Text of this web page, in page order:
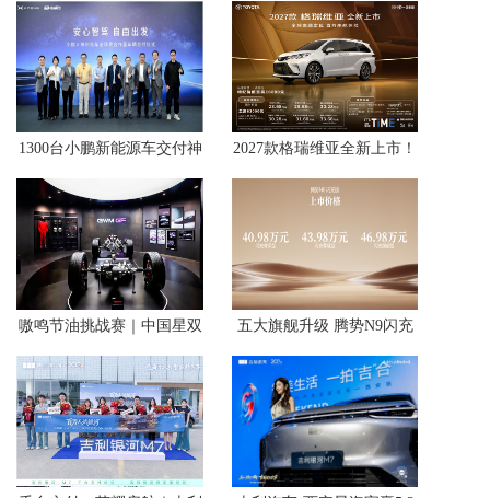
1300台小鹏新能源车交付神
州租车，智能出行体验驶入
暑期自驾场景
2027款格瑞维亚全新上市！
23.68万解锁百万级移动座
舱
嗷鸣节油挑战赛｜中国星双
旗舰抄底开抢
五大旗舰升级 腾势N9闪充
版上市 40.98万元起